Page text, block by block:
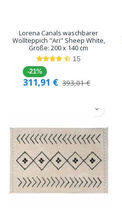
Lorena Canals waschbarer
Wollteppich "Ari" Sheep White,
Größe: 200 x 140 cm
15
-21%
311,91 € 393,01€